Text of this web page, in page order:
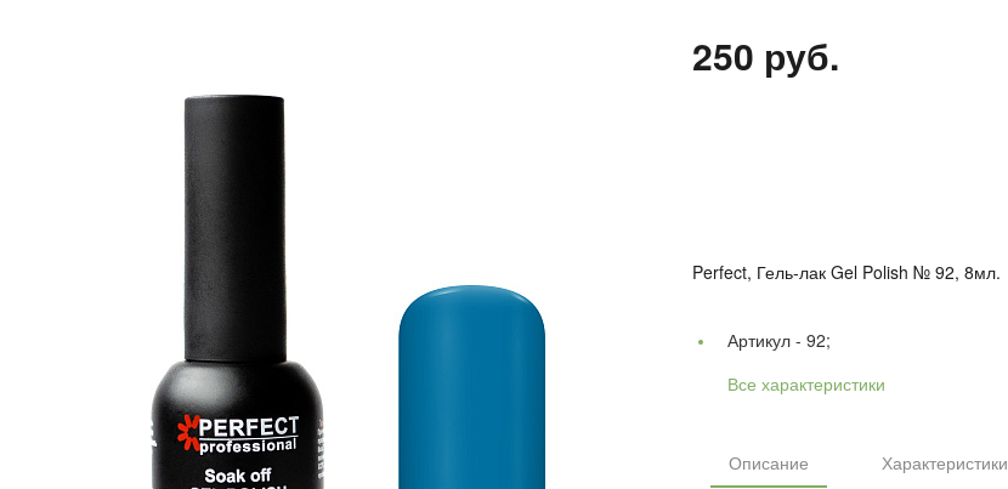
250 руб.
Perfect, Гель-лак Gel Polish № 92, 8мл.
Артикул - 92;
Все характеристики
Описание Характеристики